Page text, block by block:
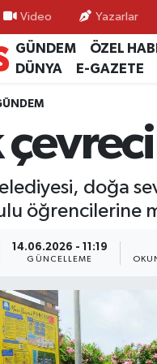
Video Yazarlar
GÜNDEM ÖZEL
DÜNYA
E-GAZETE
doğa
öğrencilerine
14.06.2026 - 11:19
GÜNCELLEME
Fikstür